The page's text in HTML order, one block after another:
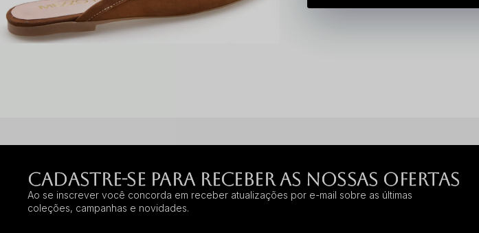
CADASTRE-SE PARA RECEBER AS NOSSAS OFERTAS
Ao se inscrever você concorda em receber atualizações por e-mail sobre as últimas
coleções, campanhas e novidades.